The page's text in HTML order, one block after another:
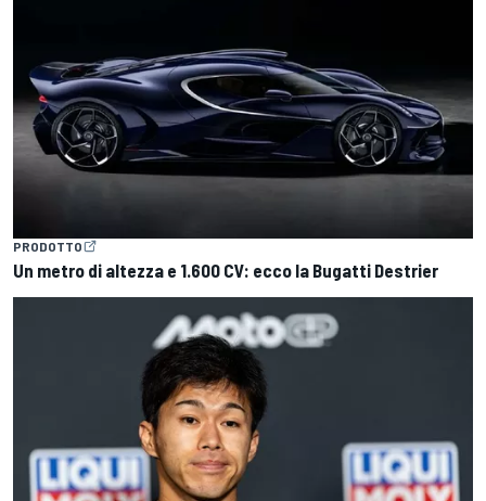
PRODOTTO
Un metro di altezza e 1.600 CV: ecco la Bugatti Destrier